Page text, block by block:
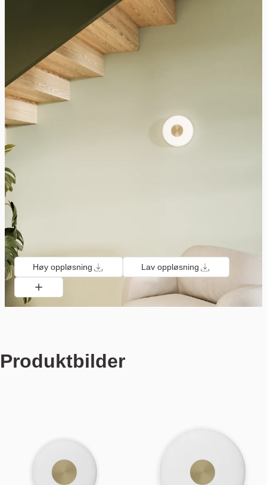
Høy oppløsning Lav oppløsning
Produktbilder